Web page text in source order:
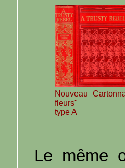
Nouveau
fleurs"
type A
Le même